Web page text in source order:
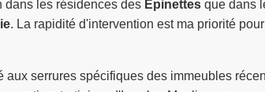
dans les résidences des Épinettes que dans
. La rapidité d'intervention est ma priorité
aux serrures spécifiques des immeubles